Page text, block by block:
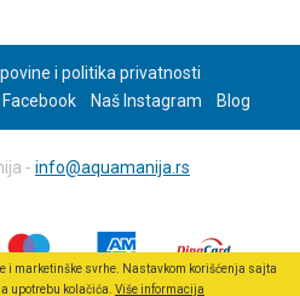
i politika privatnosti
Facebook Naš Instagram Blog
- info@aquamanija.rs
marketinške svrhe. Nastavkom korišćenja sajta
upotrebu kolačića. Više informacija